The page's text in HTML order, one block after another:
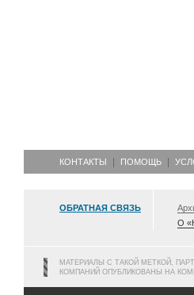
КОНТАКТЫ ПОМОЩЬ
ОБРАТНАЯ СВЯЗЬ
О
МАТЕРИАЛЫ С ТАКОЙ МЕТКОЙ,
КОМПАНИЙ ОПУБЛИКОВАНЫ НА